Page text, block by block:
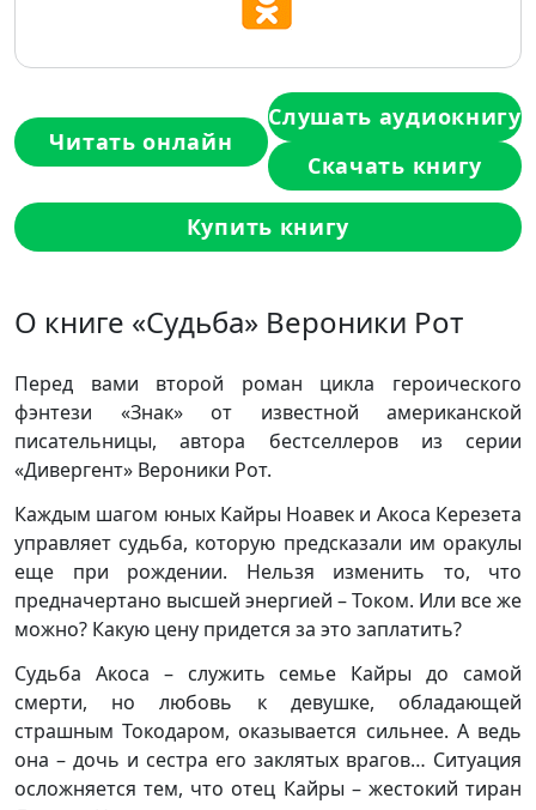
Читать онлайн
Слушать аудиокнигу
Скачать книгу
Купить книгу
О книге «Судьба» Вероники Рот
Перед вами второй роман цикла героического
фэнтези «Знак» от известной американской
писательницы, автора бестселлеров из серии
«Дивергент» Вероники Рот.
Каждым шагом юных Кайры Ноавек и Акоса Керезета
управляет судьба, которую предсказали им оракулы
еще при рождении. Нельзя изменить то, что
предначертано высшей энергией – Током. Или все же
можно? Какую цену придется за это заплатить?
Судьба Акоса – служить семье Кайры до самой
смерти, но любовь к девушке, обладающей
страшным Токодаром, оказывается сильнее. А ведь
она – дочь и сестра его заклятых врагов… Ситуация
осложняется тем, что отец Кайры – жестокий тиран